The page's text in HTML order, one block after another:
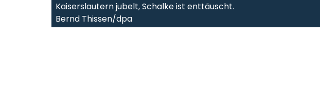
Kaiserslautern jubelt, Schalke ist enttäuscht.
Bernd Thissen/dpa